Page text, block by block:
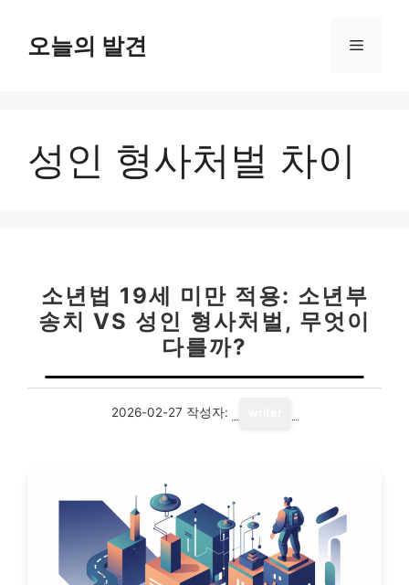
오늘의 발견 메
성인 형사처벌 차이
소년법 19세 미만 적용: 소년부
송치 VS 성인 형사처벌, 무엇이
다를까?
2026-02-27 작성자: